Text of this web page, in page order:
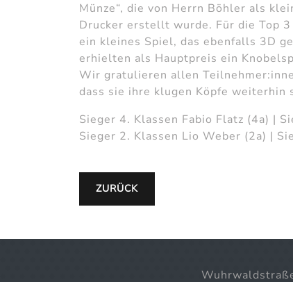
Münze“, die von Herrn Böhler als
Drucker erstellt wurde. Für die Top
ein kleines Spiel, das ebenfalls 3D
erhielten als Hauptpreis ein
Wir gratulieren allen
dass sie ihre klugen Köpfe weiterhin
Sieger 4. Klassen Fabio Flatz (4a) |
Sieger 2. Klassen Lio Weber (2a) |
ZURÜCK